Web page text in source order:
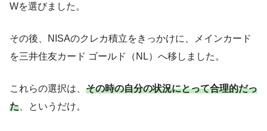
Wを選びました。
その後、NISAのクレカ積立をきっかけに、メインカード
を三井住友カード ゴールド（NL）へ移しました。
これらの選択は、 その時の自分の状況にとって合理的だっ
た 、というだけ。